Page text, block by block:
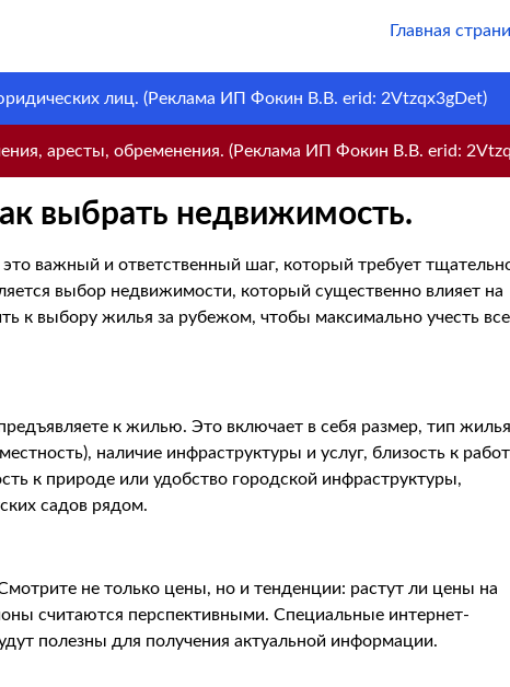
Главная
лиц. (Реклама ИП Фокин В.В. erid: 2Vtzqx3gDet)
аресты, обременения. (Реклама ИП Фокин В.В. erid:
выбрать недвижимость.
важный и ответственный шаг, который требует
выбор недвижимости, который существенно влияет на
к выбору жилья за рубежом, чтобы максимально учесть все
к жилью. Это включает в себя размер, тип жилья
наличие инфраструктуры и услуг, близость к
к природе или удобство городской инфраструктуры,
садов рядом.
не только цены, но и тенденции: растут ли цены на
считаются перспективными. Специальные интернет-
полезны для получения актуальной информации.